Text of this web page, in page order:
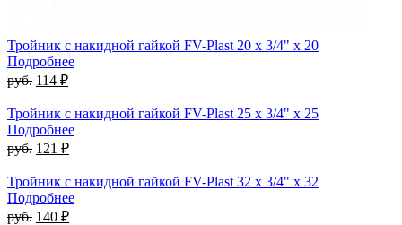
Тройник с накидной гайкой FV-Plast 20 x 3/4" x 20
Подробнее
руб. 114 ₽
Тройник с накидной гайкой FV-Plast 25 x 3/4" x 25
Подробнее
руб. 121 ₽
Тройник с накидной гайкой FV-Plast 32 x 3/4" x 32
Подробнее
руб. 140 ₽